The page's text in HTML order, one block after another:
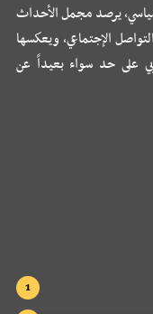
يرصد مجمل الأحداث
الإجتماعي، ويعكسها
على حد سواء بعيداً عن